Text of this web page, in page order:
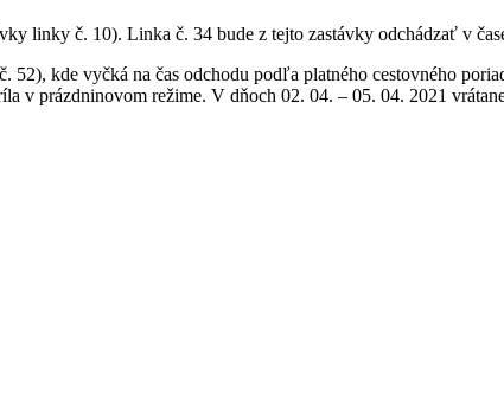
linky č. 10). Linka č. 34 bude z tejto zastávky odchádzať v
52), kde vyčká na čas odchodu podľa platného cestovného
v prázdninovom režime. V dňoch 02. 04. – 05. 04. 2021